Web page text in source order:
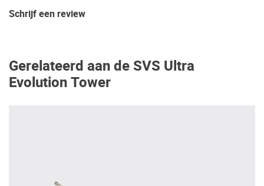
Schrijf een review
Gerelateerd aan de SVS Ultra
Evolution Tower